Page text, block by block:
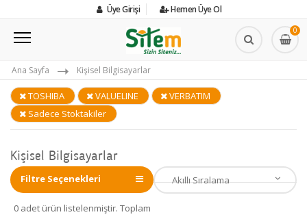
Üye Girişi Hemen Üye Ol
0
Ana Sayfa Kişisel Bilgisayarlar
TOSHIBA VALUELINE
VERBATIM
Sadece Stoktakiler
Kişisel Bilgisayarlar
Filtre Seçenekleri
0 adet ürün listelenmiştir. Toplam